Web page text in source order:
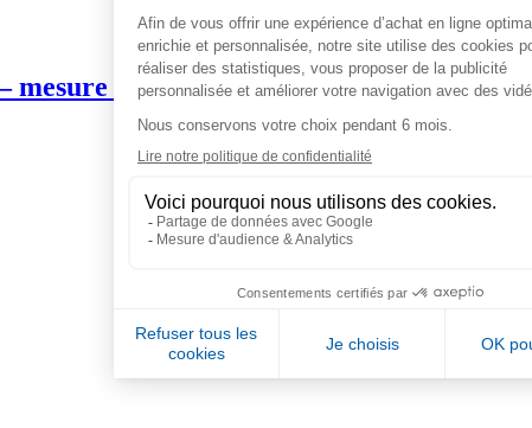
mesure de débit par organe déprimogène